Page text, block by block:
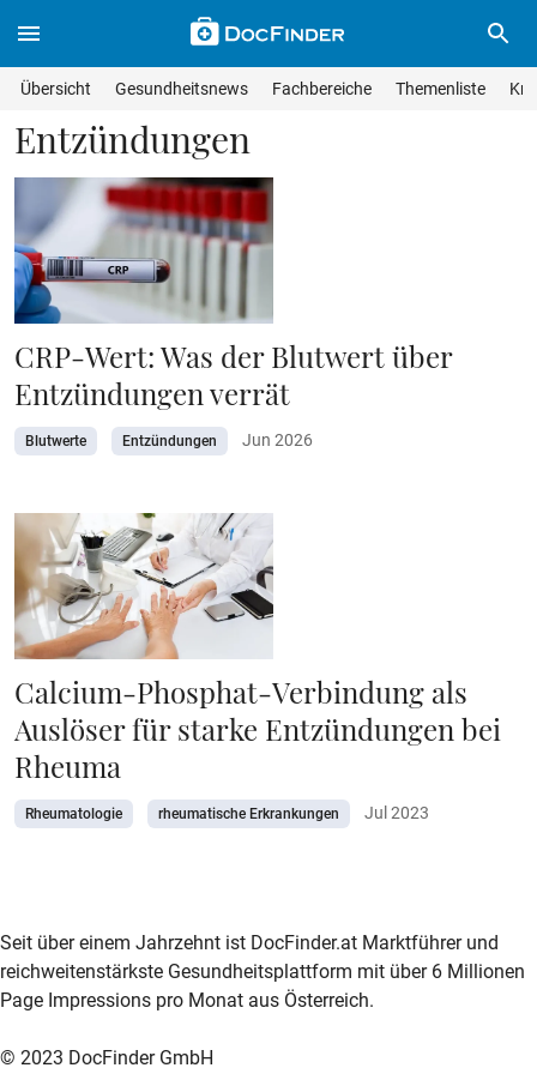
Übersicht Gesundheitsnews Fachbereiche ThemenlisteSuche
Entzündungen
CRP-Wert: Was der Blutwert über
Entzündungen verrät
Blutwerte Entzündungen Jun 2026
Calcium-Phosphat-Verbindung als
Auslöser für starke Entzündungen bei
Rheuma
Rheumatologie rheumatische Erkrankungen Jul 2023
zur DocFinder-Startseite
logo icon
Seit über einem Jahrzehnt ist DocFinder.at Marktführer und
reichweitenstärkste Gesundheitsplattform mit über 6 Millionen
Page Impressions pro Monat aus Österreich.
© 2023 DocFinder GmbH